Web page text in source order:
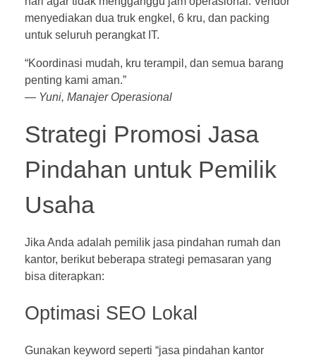
menyediakan dua truk engkel, 6 kru, dan packing
untuk seluruh perangkat IT.
“Koordinasi mudah, kru terampil, dan semua barang
penting kami aman.”
— Yuni, Manajer Operasional
Strategi Promosi Jasa
Pindahan untuk Pemilik
Usaha
Jika Anda adalah pemilik jasa pindahan rumah dan
kantor, berikut beberapa strategi pemasaran yang
bisa diterapkan:
Optimasi SEO Lokal
Gunakan keyword seperti “jasa pindahan kantor